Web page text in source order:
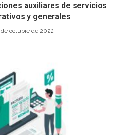
auxiliares de servicios
y generales
de octubre de 2022